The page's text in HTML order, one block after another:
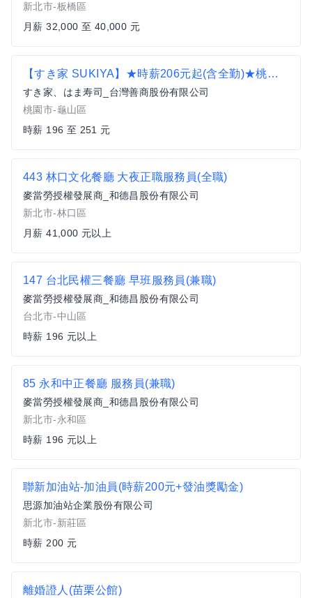
新北市-板橋區
月薪 32,000 至 40,000 元
【すき家 SUKIYA】★時薪206元起(含全勤)★桃園龜山店
すき家、はま寿司_台灣善商股份有限公司
桃園市-龜山區
時薪 196 至 251 元
443 林口文化餐廳 大夜正職服務員(全職)
麥當勞授權發展商_和德昌股份有限公司
新北市-林口區
月薪 41,000 元以上
147 台北民權三餐廳 早班服務員(兼職)
麥當勞授權發展商_和德昌股份有限公司
台北市-中山區
時薪 196 元以上
85 永和中正餐廳 服務員(兼職)
麥當勞授權發展商_和德昌股份有限公司
新北市-永和區
時薪 196 元以上
聯新加油站-加油員(時薪200元+發油獎勵金)
思源加油站企業股份有限公司
新北市-新莊區
時薪 200 元
離婚證人(苗栗公館)